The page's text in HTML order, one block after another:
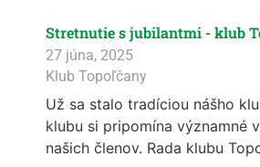
Stretnutie s jubilantmi - klub
27 júna, 2025
Klub Topoľčany
Už sa stalo tradíciou nášho
klubu si pripomína významné
našich členov. Rada klubu